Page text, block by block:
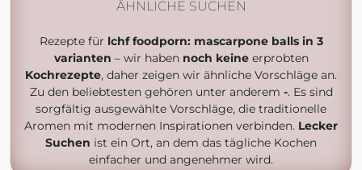
ÄHNLICHE SUCHEN
Rezepte für lchf foodporn: mascarpone balls in 3
varianten – wir haben noch keineerprobten
Kochrezepte, daher zeigen wir ähnliche Vorschläge an.
Zu den beliebtesten gehören unter anderem -. Es sind
sorgfältig ausgewählte Vorschläge, die traditionelle
Aromen mit modernen Inspirationen verbinden. Lecker
Suchen ist ein Ort, an dem das tägliche Kochen
einfacher und angenehmer wird.